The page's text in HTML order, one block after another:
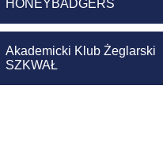
HONEYBADGERS
Akademicki Klub Żeglarski
SZKWAŁ